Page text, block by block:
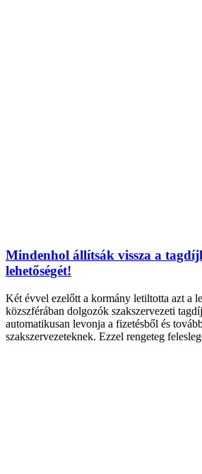
Mindenhol állítsák vissza a
lehetőségét!
Két évvel ezelőtt a kormány letiltotta azt a
közszférában dolgozók szakszervezeti
automatikusan levonja a fizetésből és
szakszervezeteknek. Ezzel rengeteg